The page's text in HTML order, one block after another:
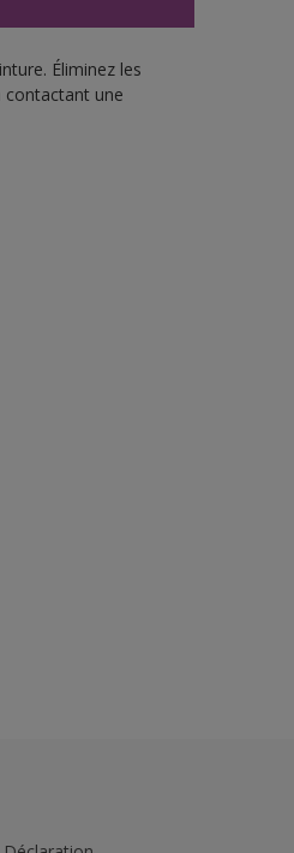
Éliminez les
contactant une